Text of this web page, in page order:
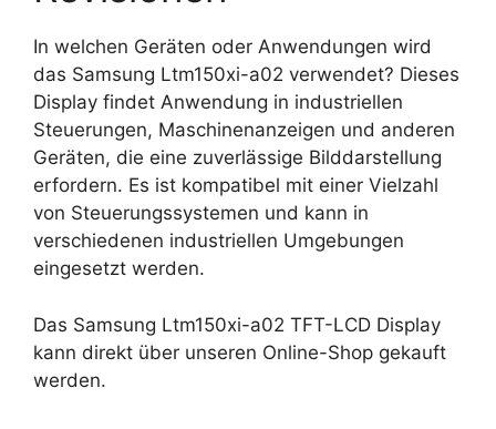
In welchen Geräten oder Anwendungen wird
das Samsung Ltm150xi-a02 verwendet? Dieses
Display findet Anwendung in industriellen
Steuerungen, Maschinenanzeigen und anderen
Geräten, die eine zuverlässige Bilddarstellung
erfordern. Es ist kompatibel mit einer Vielzahl
von Steuerungssystemen und kann in
verschiedenen industriellen Umgebungen
eingesetzt werden.
Das Samsung Ltm150xi-a02 TFT-LCD Display
kann direkt über unseren Online-Shop gekauft
werden.